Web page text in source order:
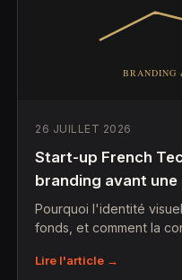
26 JUILLET 2026
Start-up French
branding avant
Pourquoi l'identité
fonds, et comment la
Lire l'article →